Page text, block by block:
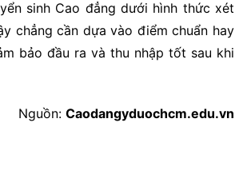
sinh Cao đẳng dưới hình thức xét
chẳng cần dựa vào điểm chuẩn hay
bảo đầu ra và thu nhập tốt sau khi
Nguồn: Caodangyduochcm.edu.vn